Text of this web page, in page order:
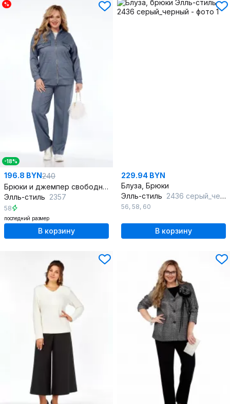
%
-18%
196.8 BYN240
Брюки и джемпер свободный демисезонный комплект
Элль-стиль 2357
58
последний размер
В корзину
229.94 BYN
Блуза, Брюки
Элль-стиль 2436 серый_черный
56, 58, 60
В корзину